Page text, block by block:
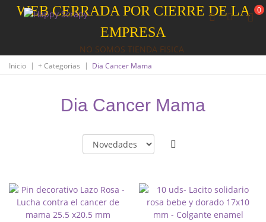
WEB CERRADA POR CIERRE DE LA
EMPRESA
NO SOMOS TIENDA FISICA
0
Inicio | + Categorias | Dia Cancer Mama
Dia Cancer Mama